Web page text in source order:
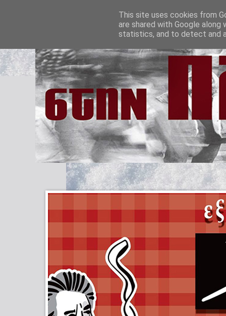
This site uses cookies from
are shared with Google
statistics, and to detect and